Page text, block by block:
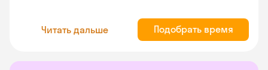
Читать дальше Подобрать время